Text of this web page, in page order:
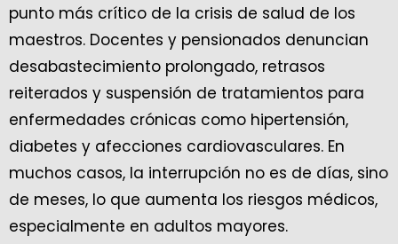
punto más crítico de la crisis de salud de los
maestros. Docentes y pensionados denuncian
desabastecimiento prolongado, retrasos
reiterados y suspensión de tratamientos para
enfermedades crónicas como hipertensión,
diabetes y afecciones cardiovasculares. En
muchos casos, la interrupción no es de días, sino
de meses, lo que aumenta los riesgos médicos,
especialmente en adultos mayores.